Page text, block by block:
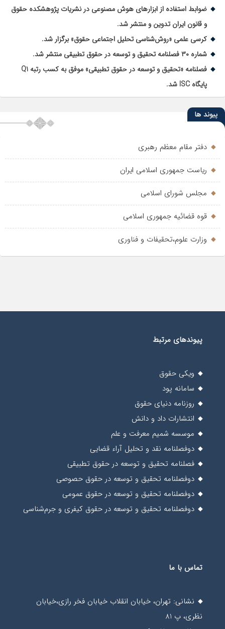
ضوابط استفاده از ابزارهای هوش مصنوعی در نشریات پژوهشکده حقوق
و قانون ایران تدوین و منتشر شد.
کرسی علمی «روش‌شناسی تحلیل اجتماعی حقوق» برگزار شد.
شماره ۳۰ فصلنامه تحقیق و توسعه در حقوق تطبیقی منتشر شد.
فصلنامه «تحقیق و توسعه در حقوق تطبیقی» موفق به کسب رتبه Q1
پایگاه ISC شد.
پیوند ها
دفتر مقام معظم رهبری
ریاست جمهوری اسلامی ایران
مجلس شورای اسلامی
قوه قضائیه جمهوری اسلامی
وزارت علوم،تحقیفات و فناوری
پیوندهای مرتبط
ویکی حقوق
سامانه پود
روزنامه دنیای حقوق
انتشارات داد و دانش
موسسه شمیم معرفت و علم
دوفصلنامه نقد و تحلیل آراء قضایی
فصلنامه تحقیق و توسعه در حقوق تطبیقی
دوفصلنامه تحقیق و توسعه در حقوق حصوصی
دوفصلنامه تحقیق و توسعه در حقوق عمومی
دوفصلنامه تحقیق و توسعه در حقوق کیفری و جرم‌شناسی
تماس با ما
نشانی: تهران، خیابان انقلاب خیابان فخر رازی،خیابان
نظری، پ 81